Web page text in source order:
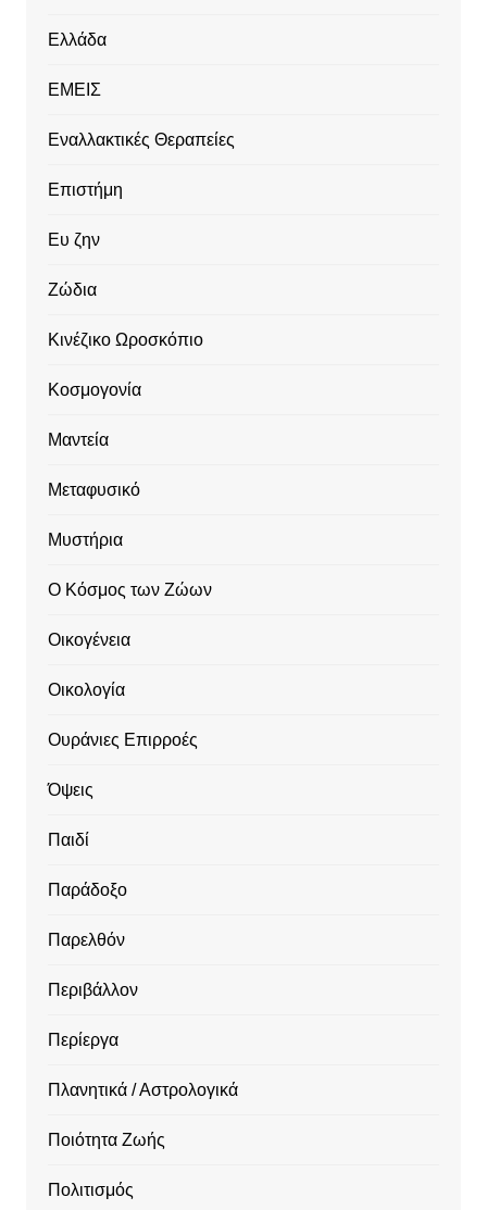
Ελλάδα
ΕΜΕΙΣ
Εναλλακτικές Θεραπείες
Επιστήμη
Ευ ζην
Ζώδια
Κινέζικο Ωροσκόπιο
Κοσμογονία
Μαντεία
Μεταφυσικό
Μυστήρια
Ο Κόσμος των Ζώων
Οικογένεια
Οικολογία
Ουράνιες Επιρροές
Όψεις
Παιδί
Παράδοξο
Παρελθόν
Περιβάλλον
Περίεργα
Πλανητικά / Αστρολογικά
Ποιότητα Ζωής
Πολιτισμός